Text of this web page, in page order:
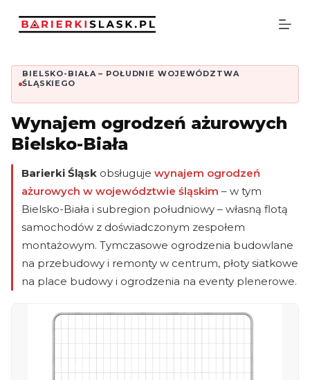
P
j
d
d
o
t
r
BIELSKO-BIAŁA – POŁUDNIE WOJEWÓDZTWA
ŚLĄSKIEGO
Wynajem ogrodzeń ażurowych
Bielsko-Biała
Barierki Śląsk obsługuje wynajem ogrodzeń
ażurowych w województwie śląskim – w tym
Bielsko-Biała i subregion południowy – własną flotą
samochodów z doświadczonym zespołem
montażowym. Tymczasowe ogrodzenia budowlane
na przebudowy i remonty w centrum, płoty siatkowe
na place budowy i ogrodzenia na eventy plenerowe.